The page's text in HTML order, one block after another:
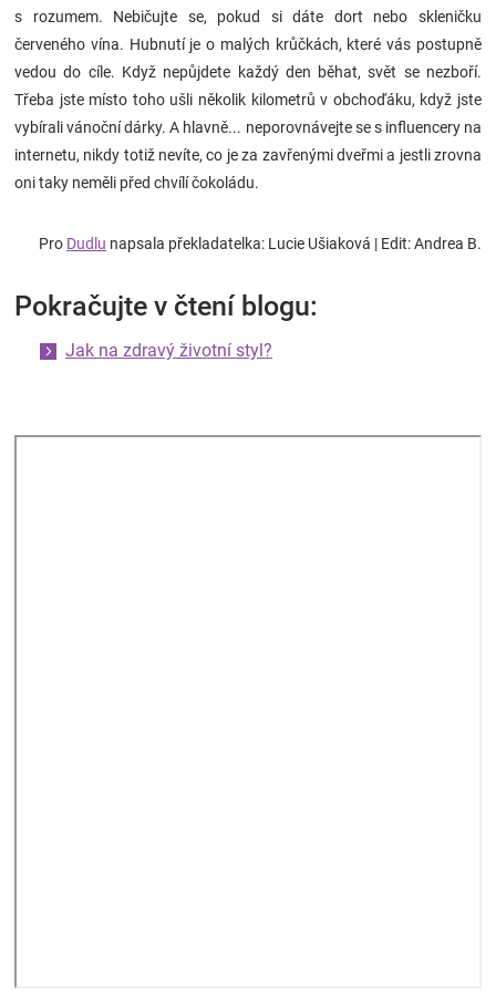
s rozumem. Nebičujte se, pokud si dáte dort nebo skleničku
červeného vína. Hubnutí je o malých krůčkách, které vás postupně
vedou do cíle. Když nepůjdete každý den běhat, svět se nezboří.
Třeba jste místo toho ušli několik kilometrů v obchoďáku, když jste
vybírali vánoční dárky. A hlavně... neporovnávejte se s influencery na
internetu, nikdy totiž nevíte, co je za zavřenými dveřmi a jestli zrovna
oni taky neměli před chvílí čokoládu.
Pro Dudlu napsala překladatelka: Lucie Ušiaková | Edit: Andrea B.
Pokračujte v čtení blogu:
Jak na zdravý životní styl?